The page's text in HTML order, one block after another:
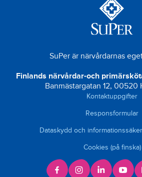
SuPer är närvårdarnas
Finlands närvårdar-och
Banmästargatan 12, 00520
Kontaktuppgifter
Responsformular
Dataskydd och
Cookies (på finska)